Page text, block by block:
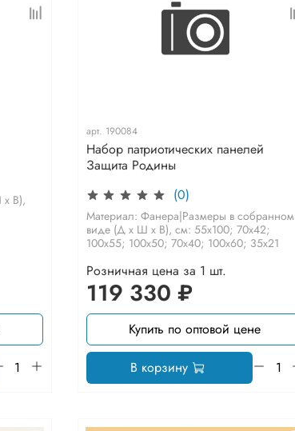
В),
арт. 190084
Набор патриотических панелей
Защита Родины
(0)
Материал: Фанера|Размеры в собранном
виде (Д х Ш х В), см: 55х100; 70х42;
100х55; 100х50; 70х40; 100х60; 35х21
Розничная цена за 1 шт.
119 330 ₽
Купить по оптовой цене
В корзину